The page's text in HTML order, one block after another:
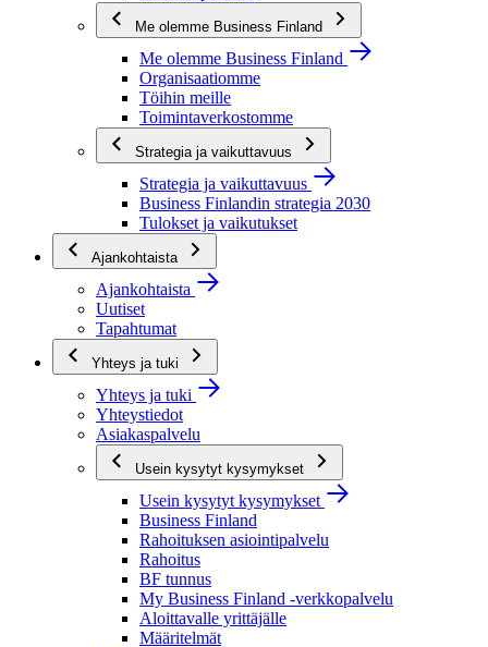
Me olemme Business Finland
Me olemme Business Finland
Organisaatiomme
Töihin meille
Toimintaverkostomme
Strategia ja vaikuttavuus
Strategia ja vaikuttavuus
Business Finlandin strategia 2030
Tulokset ja vaikutukset
Ajankohtaista
Ajankohtaista
Uutiset
Tapahtumat
Yhteys ja tuki
Yhteys ja tuki
Yhteystiedot
Asiakaspalvelu
Usein kysytyt kysymykset
Usein kysytyt kysymykset
Business Finland
Rahoituksen asiointipalvelu
Rahoitus
BF tunnus
My Business Finland -verkkopalvelu
Aloittavalle yrittäjälle
Määritelmät